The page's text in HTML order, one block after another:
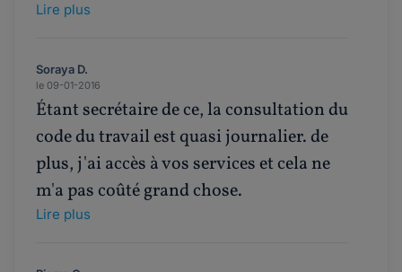
Lire plus
Soraya D.
le 09-01-2016
Étant secrétaire de ce, la consultation du
code du travail est quasi journalier. de
plus, j'ai accès à vos services et cela ne
m'a pas coûté grand chose.
Lire plus